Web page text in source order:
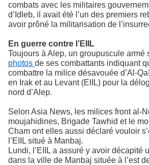
combats avec les militaires
d’Idleb, il avait été l’un des premiers
avoir prôné la militarisation de
En guerre contre l’EIIL
Toujours à Alep, un groupuscule armé
photos de ses combattants indiquant
combattre la milice désavouée d’Al-
en Irak et au Levant (EIIL) pour la
nord d’Alep.
Selon Asia News, les milices front al-
moujahidines, Brigade Tawhid et le
Cham ont elles aussi déclaré vouloir
l’EIIL situé à Manbaj.
Lundi, l’EIIL a assuré y avoir décapité
dans la ville de Manbaj située à l’est